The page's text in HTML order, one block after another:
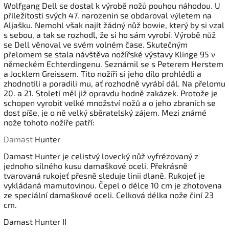
Wolfgang Dell se dostal k výrobě nožů pouhou náhodou. U
příležitosti svých 47. narozenin se obdaroval výletem na
Aljašku. Nemohl však najít žádný nůž bowie, který by si vzal
s sebou, a tak se rozhodl, že si ho sám vyrobí. Výrobě nůž
se Dell věnoval ve svém volném čase. Skutečným
přelomem se stala návštěva nožířské výstavy Klinge 95 v
německém Echterdingenu. Seznámil se s Peterem Herstem
a Jocklem Greissem. Tito nožíři si jeho dílo prohlédli a
zhodnotili a poradili mu, ať rozhodně vyrábí dál. Na přelomu
20. a 21. Století měl již opravdu hodně zakázek. Protože je
schopen vyrobit velké množství nožů a o jeho zbraních se
dost píše, je o ně velký sběratelský zájem. Mezi známé
nože tohoto nožíře patří:
Damast Hunter
Damast Hunter je celistvý lovecký nůž vyfrézovaný z
jednoho silného kusu damaškové oceli. Překrásně
tvarovaná rukojeť přesně sleduje linii dlaně. Rukojeť je
vykládaná mamutovinou. Čepel o délce 10 cm je zhotovena
ze speciální damaškové oceli. Celková délka nože činí 23
cm.
Damast Hunter II